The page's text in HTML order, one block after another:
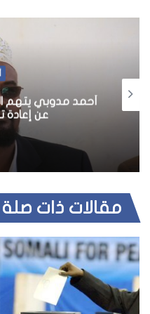
أحمد مدوبي يتهم
عن إعادة
مقالات ذات صلة